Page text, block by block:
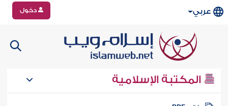
عربي دخول
المكتبة الإسلامية